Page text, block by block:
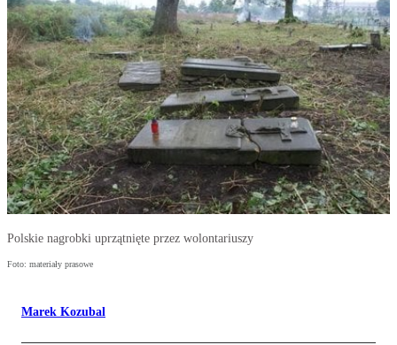
Polskie nagrobki uprzątnięte przez wolontariuszy
Foto: materiały prasowe
Marek Kozubal